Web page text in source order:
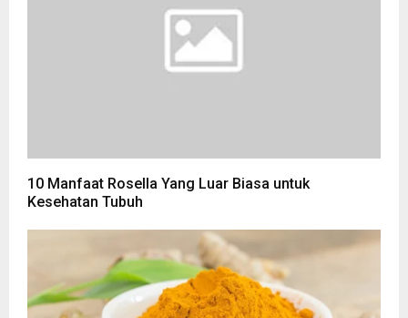
10 Manfaat Rosella Yang Luar Biasa untuk
Kesehatan Tubuh